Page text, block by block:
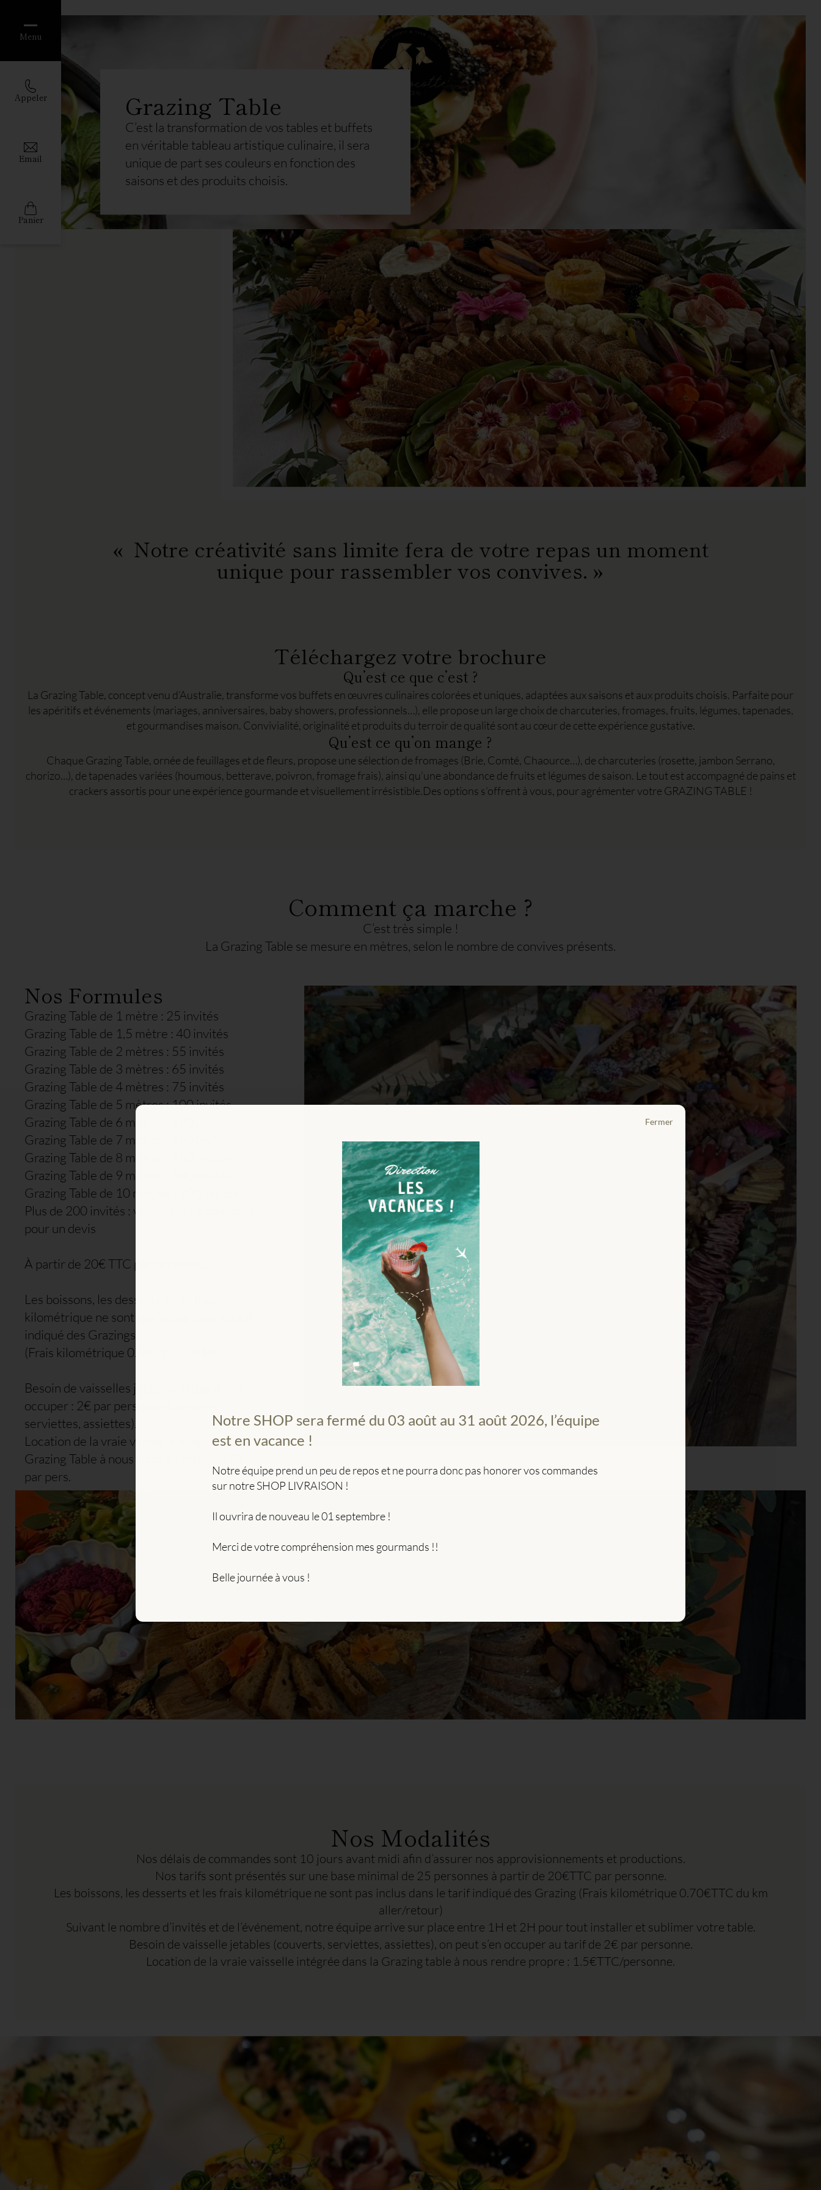
Fermer
Notre SHOP sera fermé du 03 août au 31 août 2026, l’équipe
est en vacance !
Notre équipe prend un peu de repos et ne pourra donc pas honorer vos commandes
sur notre SHOP LIVRAISON !
Il ouvrira de nouveau le 01 septembre !
Merci de votre compréhension mes gourmands !!
Belle journée à vous !
Menu
Appeler
Email
Panier
Grazing Table
C’est la transformation de vos tables et buffets
en véritable tableau artistique culinaire, il sera
unique de part ses couleurs en fonction des
saisons et des produits choisis.
« Notre créativité sans limite fera de votre repas un moment
unique pour rassembler vos convives. »
Téléchargez votre brochure
Qu’est ce que c’est ?
La Grazing Table, concept venu d’Australie, transforme vos buffets en œuvres culinaires colorées et uniques, adaptées aux saisons et aux produits choisis. Parfaite pour
les apéritifs et événements (mariages, anniversaires, baby showers, professionnels…), elle propose un large choix de charcuteries, fromages, fruits, légumes, tapenades,
et gourmandises maison. Convivialité, originalité et produits du terroir de qualité sont au cœur de cette expérience gustative.
Qu’est ce qu’on mange ?
Chaque Grazing Table, ornée de feuillages et de fleurs, propose une sélection de fromages (Brie, Comté, Chaource…), de charcuteries (rosette, jambon Serrano,
chorizo…), de tapenades variées (houmous, betterave, poivron, fromage frais), ainsi qu’une abondance de fruits et légumes de saison. Le tout est accompagné de pains et
crackers assortis pour une expérience gourmande et visuellement irrésistible.Des options s’offrent à vous, pour agrémenter votre GRAZING TABLE !
Comment ça marche ?
C’est très simple !
La Grazing Table se mesure en mètres, selon le nombre de convives présents.
Nos Formules
Grazing Table de 1 mètre : 25 invités
Grazing Table de 1,5 mètre : 40 invités
Grazing Table de 2 mètres : 55 invités
Grazing Table de 3 mètres : 65 invités
Grazing Table de 4 mètres : 75 invités
Grazing Table de 5 mètres : 100 invités
Grazing Table de 6 mètres : 120 invités
Grazing Table de 7 mètres : 140 invités
Grazing Table de 8 mètres : 160 invités
Grazing Table de 9 mètres : 180 invités
Grazing Table de 10 mètres : 200 invités
Plus de 200 invités : veuillez nous contacter
pour un devis
À partir de 20€ TTC par personne.
Les boissons, les desserts et les frais
kilométrique ne sont pas inclus dans le tarif
indiqué des Grazings
(Frais kilométrique 0.60€ TTC du km).
Besoin de vaisselles jetables, on peut s’en
occuper : 2€ par personne (couverts,
serviettes, assiettes).
Location de la vraie vaisselle intégrée dans la
Grazing Table à nous rendre propre : 1.5€
par pers.
Nos Modalités
Nos délais de commandes sont 10 jours avant midi afin d’assurer nos approvisionnements et productions.
Nos tarifs sont présentés sur une base minimal de 25 personnes à partir de 20€TTC par personne.
Les boissons, les desserts et les frais kilométrique ne sont pas inclus dans le tarif indiqué des Grazing (Frais kilométrique 0.70€TTC du km
aller/retour)
Suivant le nombre d’invités et de l’événement, notre équipe arrive sur place entre 1H et 2H pour tout installer et sublimer votre table.
Besoin de vaisselle jetables (couverts, serviettes, assiettes), on peut s’en occuper au tarif de 2€ par personne.
Location de la vraie vaisselle intégrée dans la Grazing table à nous rendre propre : 1.5€TTC/personne.